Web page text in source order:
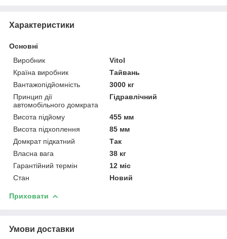
Характеристики
Основні
Виробник
Vitol
Країна виробник
Тайвань
Вантажопідйомність
3000 кг
Принцип дії
автомобільного домкрата
Гідравлічний
Висота підйому
455 мм
Висота підхоплення
85 мм
Домкрат підкатний
Так
Власна вага
38 кг
Гарантійний термін
12 міс
Стан
Новий
Приховати
Умови доставки